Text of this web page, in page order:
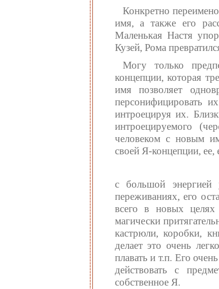
Конкретно
имя, а также его
Маленькая Настя
Кузей, Рома
Могу только
концепции, которая
имя позволяет
персонифицировать
интроецируя их.
интроецируемого
человеком с новым
своей Я-концепции, ее,
с большой
переживаниях, его
всего в новых
магически
кастрюли, коробки,
делает это очень
плавать и т.п. Его
действовать с
собственное Я.